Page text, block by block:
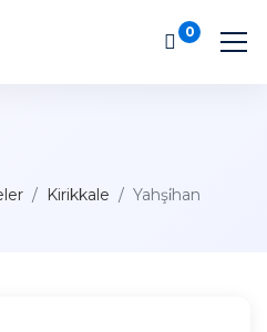
0
Kirikkale Yahşi̇han